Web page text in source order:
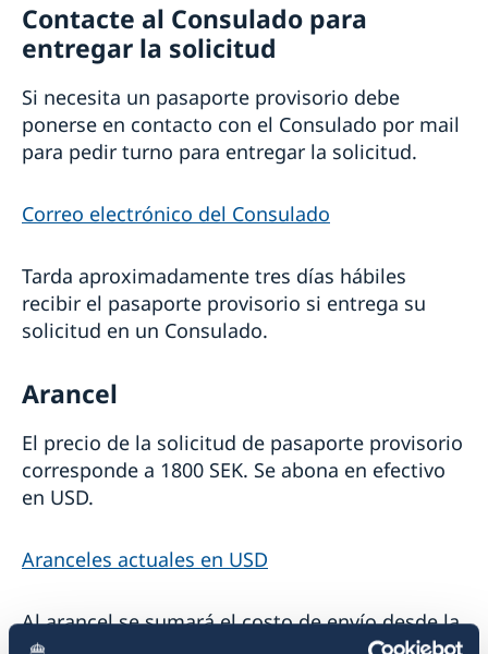
Contacte al Consulado para
entregar la solicitud
Si necesita un pasaporte provisorio debe
ponerse en contacto con el Consulado por mail
para pedir turno para entregar la solicitud.
Correo electrónico del Consulado
Tarda aproximadamente tres días hábiles
recibir el pasaporte provisorio si entrega su
solicitud en un Consulado.
Arancel
El precio de la solicitud de pasaporte provisorio
corresponde a 1800 SEK. Se abona en efectivo
en USD.
Aranceles actuales en USD
Al arancel se sumará el costo de envío desde la
Embajada en Buenos Aires al Consulado.